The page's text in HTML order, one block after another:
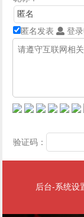
匿名发表 登
验证码：
后台-系统设